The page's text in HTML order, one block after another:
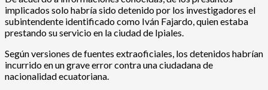
implicados solo habría sido detenido por los investigadores el
subintendente identificado como Iván Fajardo, quien estaba
prestando su servicio en la ciudad de Ipiales.
Según versiones de fuentes extraoficiales, los detenidos habrían
incurrido en un grave error contra una ciudadana de
nacionalidad ecuatoriana.